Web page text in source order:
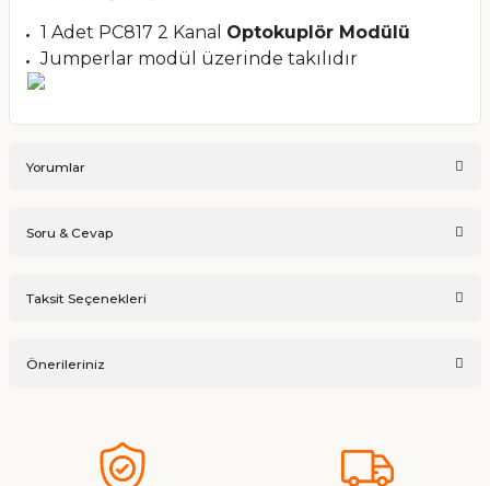
1 Adet PC817 2 Kanal Optokuplör Modülü
Jumperlar modül üzerinde takılıdır
Yorumlar
Soru & Cevap
Taksit Seçenekleri
Önerileriniz
konularda yetersiz gördüğünüz noktaları öneri formunu
kullanarak tarafımıza iletebilirsiniz.